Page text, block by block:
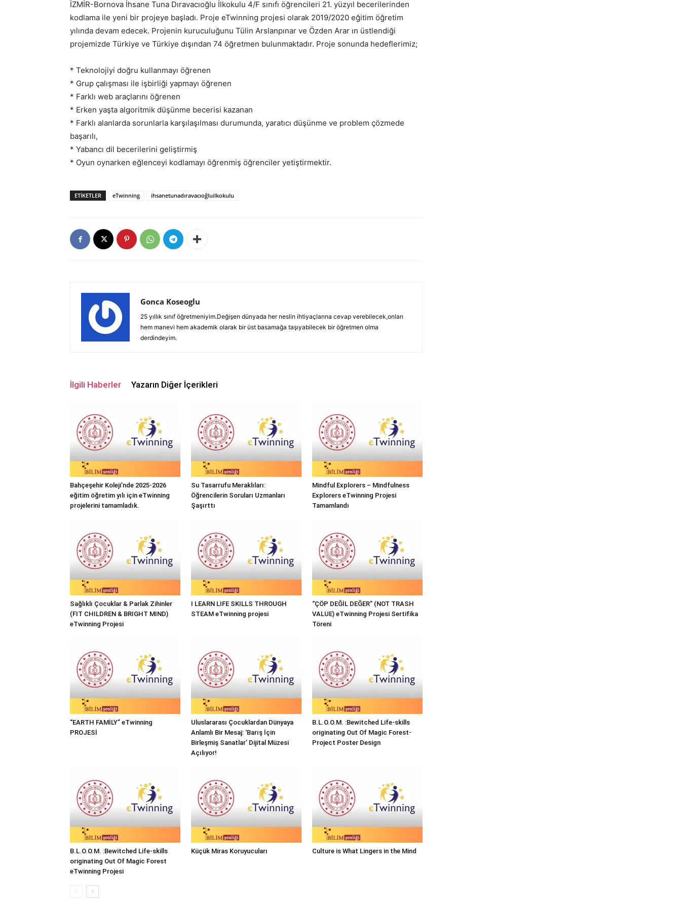
İZMİR-Bornova İhsane Tuna Dıravacıoğlu İlkokulu 4/F sınıfı öğrencileri 21. yüzyıl becerilerinden
kodlama ile yeni bir projeye başladı. Proje eTwinning projesi olarak 2019/2020 eğitim öğretim
yılında devam edecek. Projenin kuruculuğunu Tülin Arslanpınar ve Özden Arar ın üstlendiği
projemizde Türkiye ve Türkiye dışından 74 öğretmen bulunmaktadır. Proje sonunda hedeflerimiz;
* Teknolojiyi doğru kullanmayı öğrenen
* Grup çalışması ile işbirliği yapmayı öğrenen
* Farklı web araçlarını öğrenen
* Erken yaşta algoritmik düşünme becerisi kazanan
* Farklı alanlarda sorunlarla karşılaşılması durumunda, yaratıcı düşünme ve problem çözmede
başarılı,
* Yabancı dil becerilerini geliştirmiş
* Oyun oynarken eğlenceyi kodlamayı öğrenmiş öğrenciler yetiştirmektir.
ETIKETLER eTwinning ihsanetunadıravacıoğluilkokulu
Gonca Koseoglu
25 yıllık sınıf öğretmeniyim.Değişen dünyada her neslin ihtiyaçlarına cevap verebilecek,onları
hem manevi hem akademik olarak bir üst basamağa taşıyabilecek bir öğretmen olma
derdindeyim.
İlgili Haberler Yazarın Diğer İçerikleri
Bahçeşehir Koleji’nde 2025-2026
eğitim öğretim yılı için eTwinning
projelerini tamamladık.
Su Tasarrufu Meraklıları:
Öğrencilerin Soruları Uzmanları
Şaşırttı
Mindful Explorers – Mindfulness
Explorers eTwinning Projesi
Tamamlandı
Sağlıklı Çocuklar & Parlak Zihinler
(FIT CHILDREN & BRIGHT MIND)
eTwinning Projesi
I LEARN LIFE SKILLS THROUGH
STEAM eTwinning projesi
“ÇÖP DEĞİL DEĞER” (NOT TRASH
VALUE) eTwinning Projesi Sertifika
Töreni
“EARTH FAMİLY” eTwinning
PROJESİ
Uluslararası Çocuklardan Dünyaya
Anlamlı Bir Mesaj: ‘Barış İçin
Birleşmiş Sanatlar’ Dijital Müzesi
Açılıyor!
B.L.O.O.M. :Bewitched Life-skills
originating Out Of Magic Forest-
Project Poster Design
B.L.O.O.M. :Bewitched Life-skills
originating Out Of Magic Forest
eTwinning Projesi
Küçük Miras Koruyucuları Culture is What Lingers in the Mind